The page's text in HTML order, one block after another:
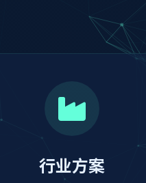
行业方案